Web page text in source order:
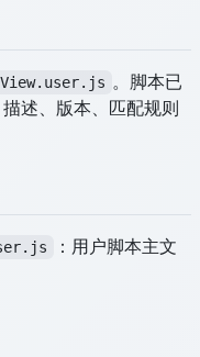
View.user.js 。脚本已
述、版本、匹配规则
：用户脚本主文